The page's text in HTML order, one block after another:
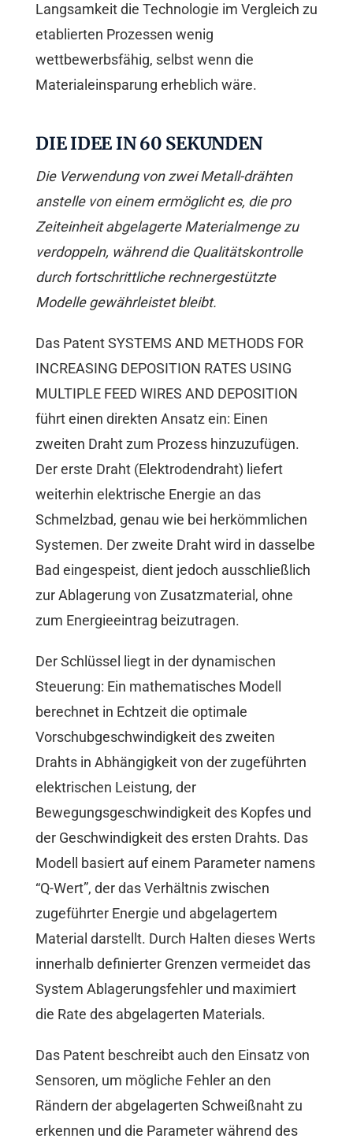
Langsamkeit die Technologie im Vergleich zu
etablierten Prozessen wenig
wettbewerbsfähig, selbst wenn die
Materialeinsparung erheblich wäre.
DIE IDEE IN 60 SEKUNDEN
Die Verwendung von zwei Metall-drähten
anstelle von einem ermöglicht es, die pro
Zeiteinheit abgelagerte Materialmenge zu
verdoppeln, während die Qualitätskontrolle
durch fortschrittliche rechnergestützte
Modelle gewährleistet bleibt.
Das Patent SYSTEMS AND METHODS FOR
INCREASING DEPOSITION RATES USING
MULTIPLE FEED WIRES AND DEPOSITION
führt einen direkten Ansatz ein: Einen
zweiten Draht zum Prozess hinzuzufügen.
Der erste Draht (Elektrodendraht) liefert
weiterhin elektrische Energie an das
Schmelzbad, genau wie bei herkömmlichen
Systemen. Der zweite Draht wird in dasselbe
Bad eingespeist, dient jedoch ausschließlich
zur Ablagerung von Zusatzmaterial, ohne
zum Energieeintrag beizutragen.
Der Schlüssel liegt in der dynamischen
Steuerung: Ein mathematisches Modell
berechnet in Echtzeit die optimale
Vorschubgeschwindigkeit des zweiten
Drahts in Abhängigkeit von der zugeführten
elektrischen Leistung, der
Bewegungsgeschwindigkeit des Kopfes und
der Geschwindigkeit des ersten Drahts. Das
Modell basiert auf einem Parameter namens
“Q-Wert”, der das Verhältnis zwischen
zugeführter Energie und abgelagertem
Material darstellt. Durch Halten dieses Werts
innerhalb definierter Grenzen vermeidet das
System Ablagerungsfehler und maximiert
die Rate des abgelagerten Materials.
Das Patent beschreibt auch den Einsatz von
Sensoren, um mögliche Fehler an den
Rändern der abgelagerten Schweißnaht zu
erkennen und die Parameter während des